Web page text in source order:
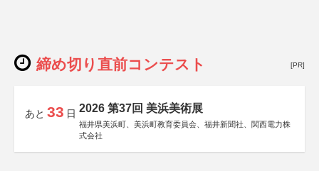
締め切り直前コンテスト [PR]
あと 33 日 2026 第37回 美浜美術展
福井県美浜町、美浜町教育委員会、福井新聞社、関西電力株
式会社